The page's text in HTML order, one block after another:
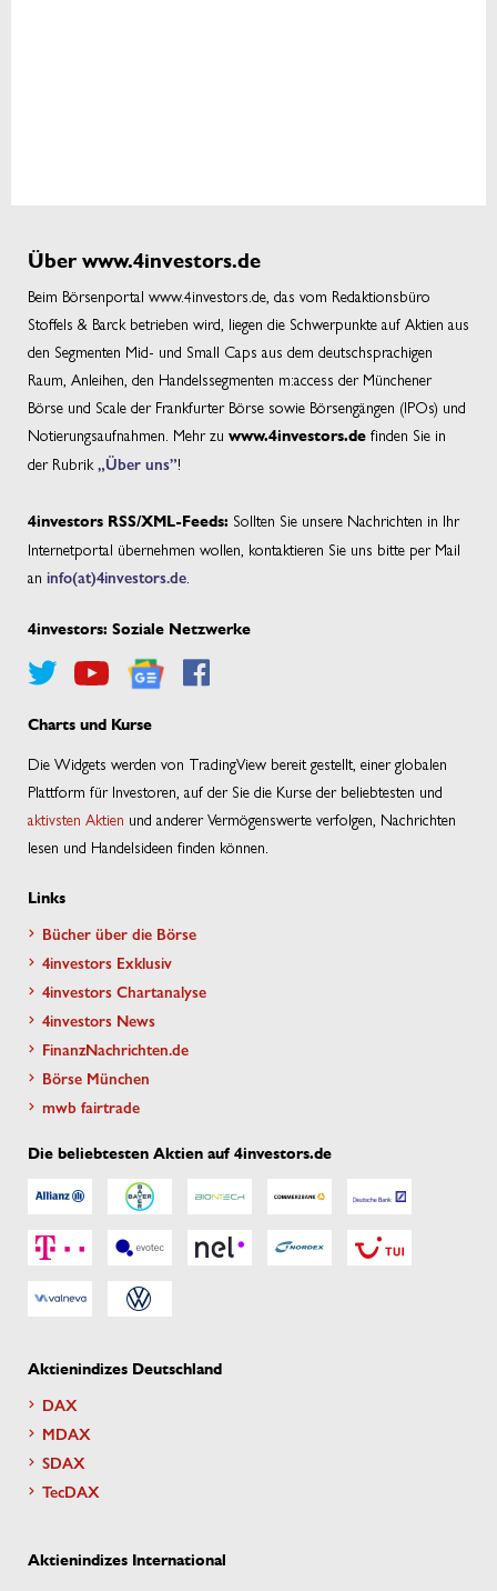
Über www.4investors.de
Beim Börsenportal www.4investors.de, das vom Redaktionsbüro
Stoffels & Barck betrieben wird, liegen die Schwerpunkte auf Aktien aus
den Segmenten Mid- und Small Caps aus dem deutschsprachigen
Raum, Anleihen, den Handelssegmenten m:access der Münchener
Börse und Scale der Frankfurter Börse sowie Börsengängen (IPOs) und
Notierungsaufnahmen. Mehr zu www.4investors.de finden Sie in
der Rubrik „Über uns”!
4investors RSS/XML-Feeds: Sollten Sie unsere Nachrichten in Ihr
Internetportal übernehmen wollen, kontaktieren Sie uns bitte per Mail
an info(at)4investors.de
4investors: Soziale Netzwerke
Charts und Kurse
Die Widgets werden von TradingView bereit gestellt, einer globalen
Plattform für Investoren, auf der Sie die Kurse der beliebtesten und
aktivsten Aktien und anderer Vermögenswerte verfolgen, Nachrichten
lesen und Handelsideen finden können.
Links
Bücher über die Börse
4investors Exklusiv
4investors Chartanalyse
4investors News
FinanzNachrichten.de
Börse München
mwb fairtrade
Die beliebtesten Aktien auf 4investors.de
Aktienindizes Deutschland
DAX
MDAX
SDAX
TecDAX
Aktienindizes International